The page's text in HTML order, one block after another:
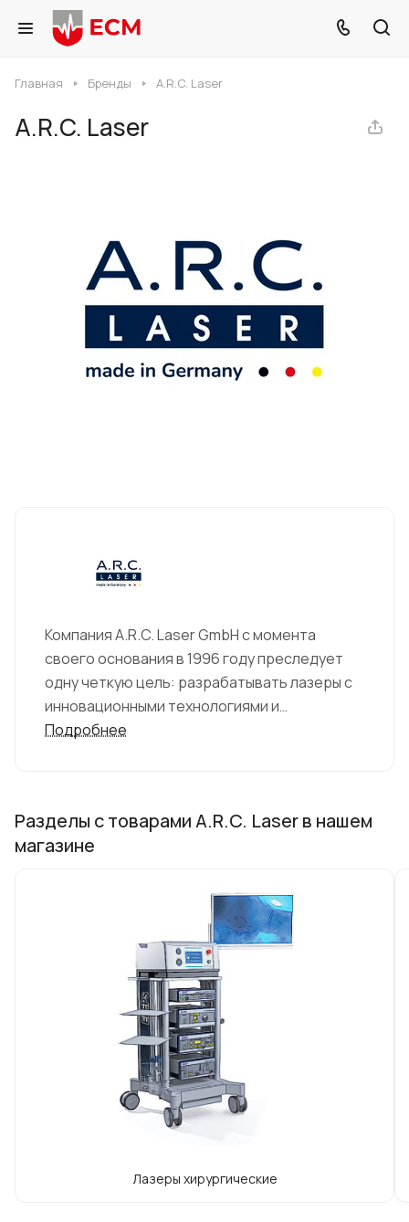
Главная Бренды A.R.C. Laser
A.R.C. Laser
Компания A.R.C. Laser GmbH с момента
своего основания в 1996 году преследует
одну четкую цель: разрабатывать лазеры с
инновационными технологиями и
высочайшими стандартами качества,
Подробнее
Разделы с товарами A.R.C. Laser в нашем
магазине
Лазеры хирургические